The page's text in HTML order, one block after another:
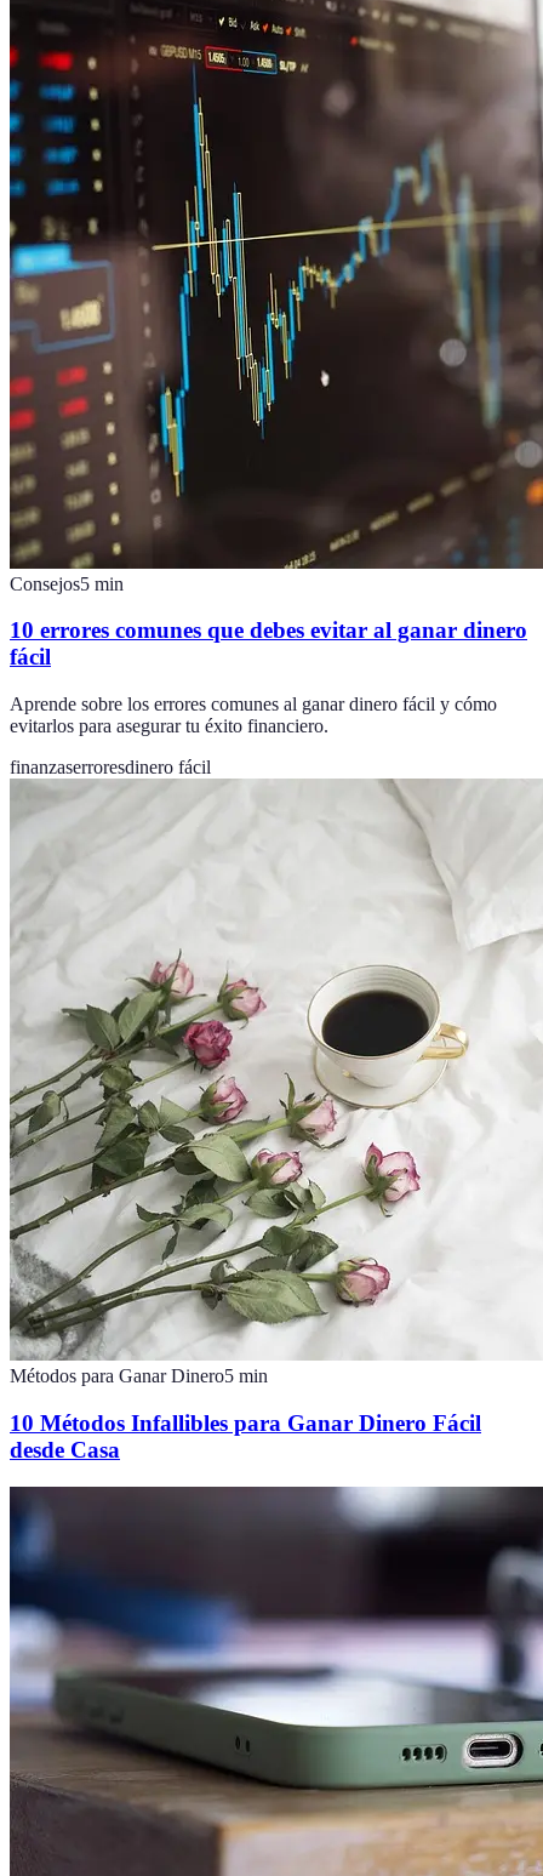
Consejos5 min
10 errores comunes que debes evitar al ganar dinero
fácil
Aprende sobre los errores comunes al ganar dinero fácil y cómo
evitarlos para asegurar tu éxito financiero.
finanzaserroresdinero fácil
Métodos para Ganar Dinero5 min
10 Métodos Infallibles para Ganar Dinero Fácil
desde Casa